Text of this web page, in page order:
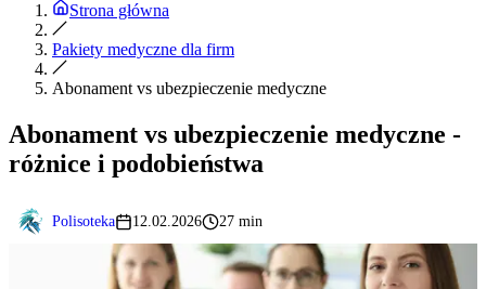
Strona główna
Pakiety medyczne dla firm
Abonament vs ubezpieczenie medyczne
Abonament vs ubezpieczenie medyczne -
różnice i podobieństwa
Polisoteka 12.02.2026 27 min